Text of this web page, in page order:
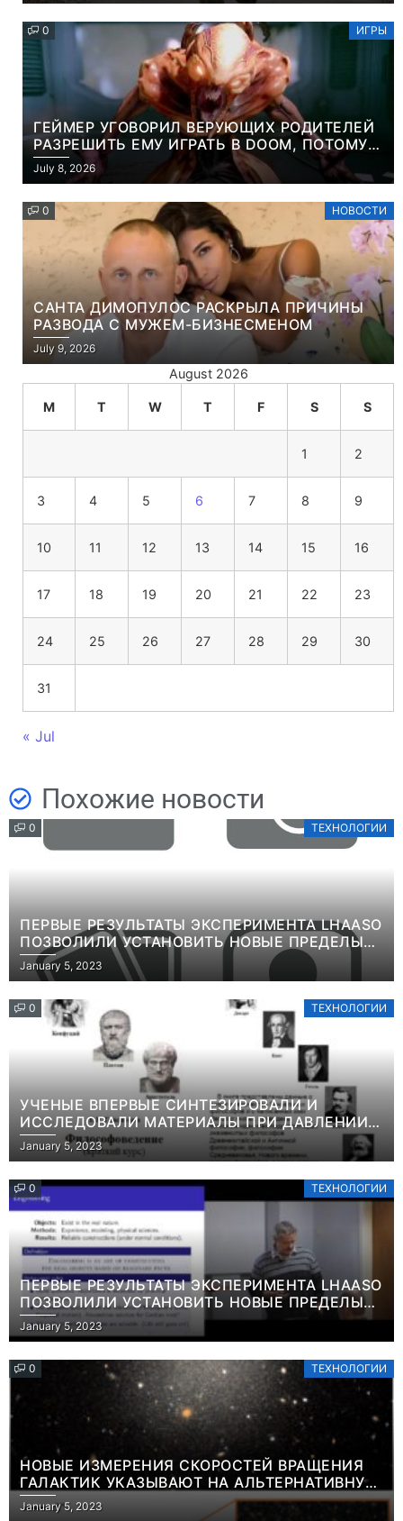
0 ИГРЫ
ГЕЙМЕР УГОВОРИЛ ВЕРУЮЩИХ РОДИТЕЛЕЙ
РАЗРЕШИТЬ ЕМУ ИГРАТЬ В DOOM, ПОТОМУ
ЧТО ЭТО ХРИСТИАНСКАЯ ИГРА ПРО
УБИЙСТВО ДЕМОНОВ
July 8, 2026
0 НОВОСТИ
САНТА ДИМОПУЛОС РАСКРЫЛА ПРИЧИНЫ
РАЗВОДА С МУЖЕМ-БИЗНЕСМЕНОМ
July 9, 2026
August 2026
M T W T F S S
1 2
3 4 5 6 7 8 9
10 11 12 13 14 15 16
17 18 19 20 21 22 23
24 25 26 27 28 29 30
31
« Jul
Похожие новости
0 ТЕХНОЛОГИИ
ПЕРВЫЕ РЕЗУЛЬТАТЫ ЭКСПЕРИМЕНТА LHAASO
ПОЗВОЛИЛИ УСТАНОВИТЬ НОВЫЕ ПРЕДЕЛЫ
ВРЕМЕНИ ЖИЗНИ ТЯЖЕЛЫХ ЧАСТИЦ ТЕМНОЙ
МАТЕРИИИНФОРМАЦИЯ
January 5, 2023
0 ТЕХНОЛОГИИ
УЧЕНЫЕ ВПЕРВЫЕ СИНТЕЗИРОВАЛИ И
ИССЛЕДОВАЛИ МАТЕРИАЛЫ ПРИ ДАВЛЕНИИ
СВЫШЕ ТЕРАПАСКАЛЯИНФОРМАЦИЯ
January 5, 2023
0 ТЕХНОЛОГИИ
ПЕРВЫЕ РЕЗУЛЬТАТЫ ЭКСПЕРИМЕНТА LHAASO
ПОЗВОЛИЛИ УСТАНОВИТЬ НОВЫЕ ПРЕДЕЛЫ
ВРЕМЕНИ ЖИЗНИ ТЯЖЕЛЫХ ЧАСТИЦ ТЕМНОЙ
МАТЕРИИ ИНФОРМАЦИЯ
January 5, 2023
0 ТЕХНОЛОГИИ
НОВЫЕ ИЗМЕРЕНИЯ СКОРОСТЕЙ ВРАЩЕНИЯ
ГАЛАКТИК УКАЗЫВАЮТ НА АЛЬТЕРНАТИВНУЮ
ТЕОРИЮ ГРАВИТАЦИИ, КАК НА ВОЗМОЖНОЕ
ОБЪЯСНЕНИЕ ФЕНОМЕНА ТЕМНОЙ МАТЕРИИ
January 5, 2023
Игры
Геймеры